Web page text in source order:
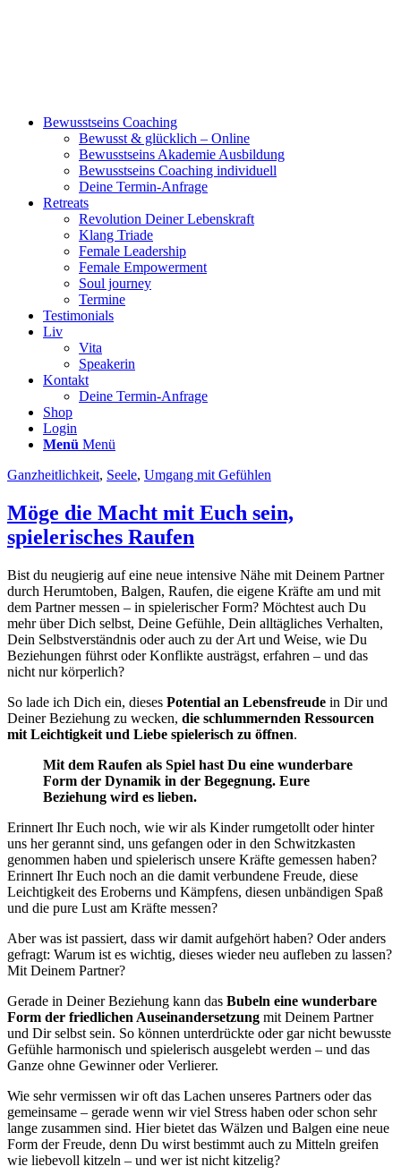
Bewusstseins Coaching
Bewusst & glücklich – Online
Bewusstseins Akademie Ausbildung
Bewusstseins Coaching individuell
Deine Termin-Anfrage
Retreats
Revolution Deiner Lebenskraft
Klang Triade
Female Leadership
Female Empowerment
Soul journey
Termine
Testimonials
Liv
Vita
Speakerin
Kontakt
Deine Termin-Anfrage
Shop
Login
Menü Menü
Ganzheitlichkeit, Seele, Umgang mit Gefühlen
Möge die Macht mit Euch sein,
spielerisches Raufen
Bist du neugierig auf eine neue intensive Nähe mit Deinem Partner
durch Herumtoben, Balgen, Raufen, die eigene Kräfte am und mit
dem Partner messen – in spielerischer Form? Möchtest auch Du
mehr über Dich selbst, Deine Gefühle, Dein alltägliches Verhalten,
Dein Selbstverständnis oder auch zu der Art und Weise, wie Du
Beziehungen führst oder Konflikte austrägst, erfahren – und das
nicht nur körperlich?
So lade ich Dich ein, dieses Potential an Lebensfreude in Dir und
Deiner Beziehung zu wecken, die schlummernden Ressourcen
mit Leichtigkeit und Liebe spielerisch zu öffnen.
Mit dem Raufen als Spiel hast Du eine wunderbare
Form der Dynamik in der Begegnung. Eure
Beziehung wird es lieben.
Erinnert Ihr Euch noch, wie wir als Kinder rumgetollt oder hinter
uns her gerannt sind, uns gefangen oder in den Schwitzkasten
genommen haben und spielerisch unsere Kräfte gemessen haben?
Erinnert Ihr Euch noch an die damit verbundene Freude, diese
Leichtigkeit des Eroberns und Kämpfens, diesen unbändigen Spaß
und die pure Lust am Kräfte messen?
Aber was ist passiert, dass wir damit aufgehört haben? Oder anders
gefragt: Warum ist es wichtig, dieses wieder neu aufleben zu lassen?
Mit Deinem Partner?
Gerade in Deiner Beziehung kann das Bubeln eine wunderbare
Form der friedlichen Auseinandersetzung mit Deinem Partner
und Dir selbst sein. So können unterdrückte oder gar nicht bewusste
Gefühle harmonisch und spielerisch ausgelebt werden – und das
Ganze ohne Gewinner oder Verlierer.
Wie sehr vermissen wir oft das Lachen unseres Partners oder das
gemeinsame – gerade wenn wir viel Stress haben oder schon sehr
lange zusammen sind. Hier bietet das Wälzen und Balgen eine neue
Form der Freude, denn Du wirst bestimmt auch zu Mitteln greifen
wie liebevoll kitzeln – und wer ist nicht kitzelig?